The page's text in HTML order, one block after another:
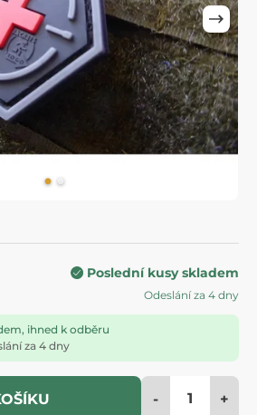
Poslední kusy skladem
Odeslání za 4 dny
ihned k odběru
za 4 dny
- +